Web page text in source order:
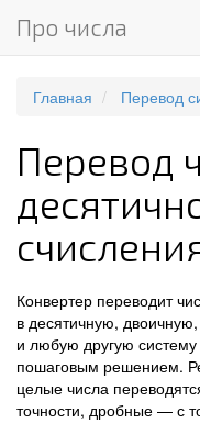
Про числа
Главная Перевод
Перевод
Конвертер переводит
в десятичную,
и любую другую
пошаговым решением.
целые числа
точности, дробные — с